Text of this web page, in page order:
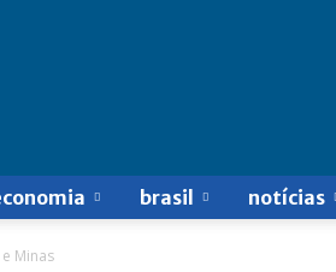
brasil notícias
Minas